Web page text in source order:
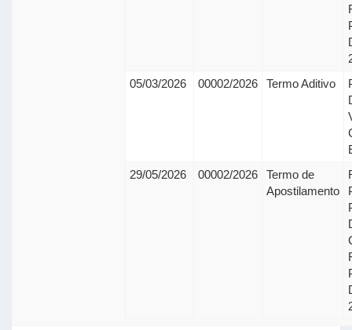
05/03/2026
00002/2026 Termo Aditivo
29/05/2026
00002/2026
Termo de
Apostilamento